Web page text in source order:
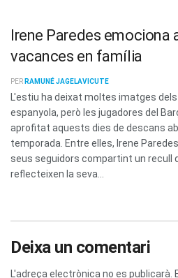
Irene Paredes emociona
vacances en família
PER RAMUNÉ JAGELAVICUTE
L'estiu ha deixat moltes imatges
espanyola, però les jugadores del
aprofitat aquests dies de descans
temporada. Entre elles, Irene
seus seguidors compartint un recull
reflecteixen la seva...
Deixa un comentari
L'adreça electrònica no es publicarà.